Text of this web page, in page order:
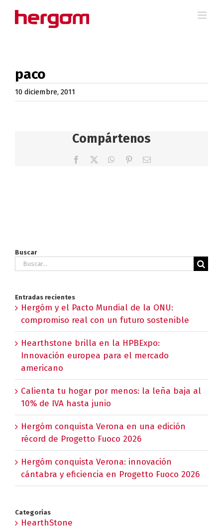
paco
10 diciembre, 2011
Compártenos
Facebook WhatsApp
PinterestCorreo
Buscar
Buscar:
Entradas recientes
Hergóm y el Pacto Mundial de la ONU:
compromiso real con un futuro sostenible
Hearthstone brilla en la HPBExpo:
Innovación europea para el mercado
americano
Calienta tu hogar por menos: la leña baja al
10% de IVA hasta junio
Hergóm conquista Verona en una edición
récord de Progetto Fuoco 2026
Hergóm conquista Verona: innovación
cántabra y eficiencia en Progetto Fuoco 2026
Categorías
HearthStone